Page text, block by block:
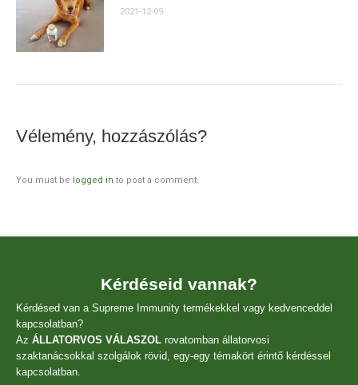
2021-12-09
Vélemény, hozzászólás?
You must be logged in to post a comment.
Kérdéseid vannak?
Kérdésed van a Supreme Immunity termékekkel vagy kedvenceddel
kapcsolatban?
Az ÁLLATORVOS VÁLASZOL rovatomban állatorvosi
szaktanácsokkal szolgálok rövid, egy-egy témakört érintő kérdéssel
kapcsolatban.